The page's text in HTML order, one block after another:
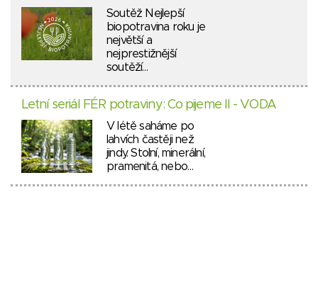
Soutěž Nejlepší
biopotravina roku je
největší a
nejprestižnější
soutěží…
Letní seriál FÉR potraviny: Co pijeme II - VODA
V létě saháme po
lahvích častěji než
jindy. Stolní, minerální,
pramenitá, nebo…